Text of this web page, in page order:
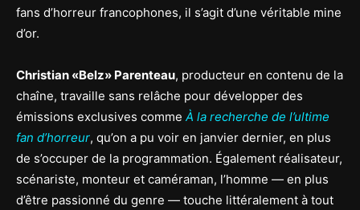
fans d’horreur francophones, il s’agit d’une véritable mine
d’or.
Christian «Belz» Parenteau, producteur en contenu de la
chaîne, travaille sans relâche pour développer des
émissions exclusives comme À la recherche de l’ultime
fan d’horreur, qu’on a pu voir en janvier dernier, en plus
de s’occuper de la programmation. Également réalisateur,
scénariste, monteur et caméraman, l’homme — en plus
d’être passionné du genre — touche littéralement à tout